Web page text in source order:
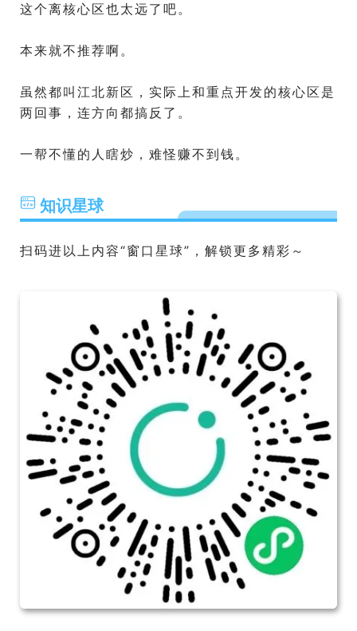
这个离核心区也太远了吧。
本来就不推荐啊。
虽然都叫江北新区，实际上和重点开发的核心区是
两回事，连方向都搞反了。
一帮不懂的人瞎炒，难怪赚不到钱。
知识星球
扫码进以上内容“窗口星球”，解锁更多精彩～